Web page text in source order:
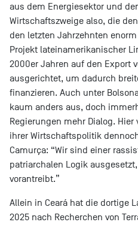
aus dem Energiesektor und
Wirtschaftszweige also, die
den letzten Jahrzehnten
Projekt lateinamerikanischer
2000er Jahren auf den Export
ausgerichtet, um dadurch
finanzieren. Auch unter
kaum anders aus, doch
Regierungen mehr Dialog.
ihrer Wirtschaftspolitik
Camurça: “Wir sind einer
patriarchalen Logik
vorantreibt.”
Allein in Ceará hat die dortige
2025 nach Recherchen von